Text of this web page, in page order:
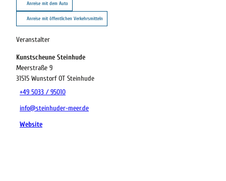
Anreise mit dem Auto
Anreise mit öffentlichen Verkehrsmitteln
Veranstalter
Kunstscheune Steinhude
Meerstraße 9
31515 Wunstorf OT Steinhude
+49 5033 / 95010
info@steinhuder-meer.de
Website